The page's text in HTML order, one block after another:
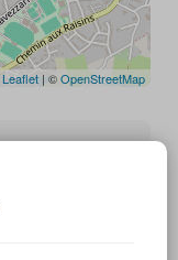
Leaflet | ©OpenStreetMap